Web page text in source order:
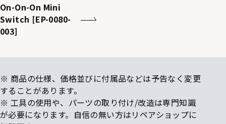
On-On-On Mini
Switch [EP-0080-
003]
※ 商品の仕様、価格並びに付属品などは予告なく変更
することがあります。
※ 工具の使用や、パーツの取り付け/改造は専門知識
が必要になります。自信の無い方はリペアショップに